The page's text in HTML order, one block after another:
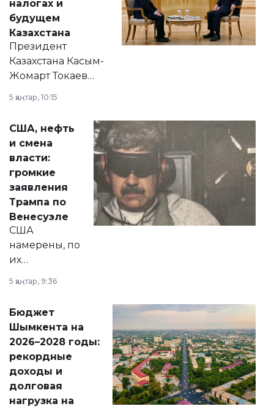
налогах и
будущем
Казахстана
Президент
Казахстана Касым-
Жомарт Токаев
сразу несколько
актуальных тем —
от слухов о
политических
реформах до
вопросов армии,
экономики и
личного здоровья.
5 қаңтар, 10:15
США, нефть
и смена
власти:
громкие
заявления
Трампа по
Венесуэле
США
намерены, по
их
принести
народу
Венесуэлы.
5 қаңтар, 9:36
Бюджет
Шымкента на
2026–2028 годы:
рекордные
доходы и
долговая
нагрузка на